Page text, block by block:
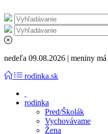
nedeľa 09.08.2026 | meniny má
rodinka.sk
rodinka
Pred/Školák
Vychovávame
Žena